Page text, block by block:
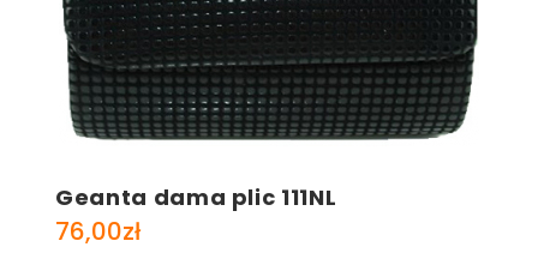
Geanta dama plic 111NL
76,00zł